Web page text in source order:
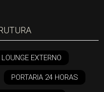
LOUNGE EXTERNO
PORTARIA 24 HORAS